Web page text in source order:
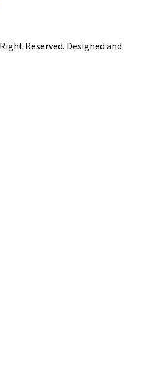
Reserved. Designed and